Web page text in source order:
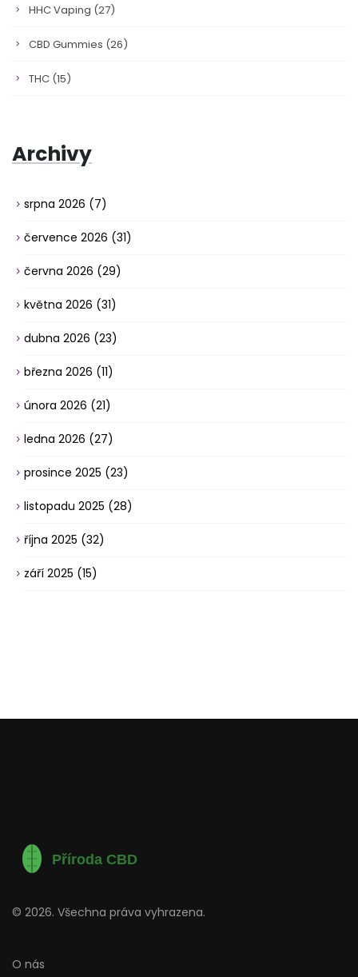
HHC Vaping (27)
CBD Gummies (26)
THC (15)
Archivy
srpna 2026 (7)
července 2026 (31)
června 2026 (29)
května 2026 (31)
dubna 2026 (23)
března 2026 (11)
února 2026 (21)
ledna 2026 (27)
prosince 2025 (23)
listopadu 2025 (28)
října 2025 (32)
září 2025 (15)
© 2026. Všechna práva vyhrazena.
O nás